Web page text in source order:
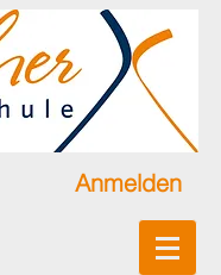
Anmelden